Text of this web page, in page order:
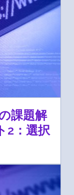
課題解
2：選択